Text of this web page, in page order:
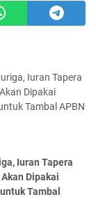
Iuran Tapera
Dipakai
Tambal